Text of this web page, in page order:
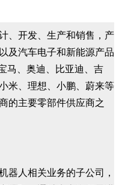
、开发、生产和销售，产
及汽车电子和新能源产品
马、奥迪、比亚迪、吉
米、理想、小鹏、蔚来等
的主要零部件供应商之
器人相关业务的子公司，